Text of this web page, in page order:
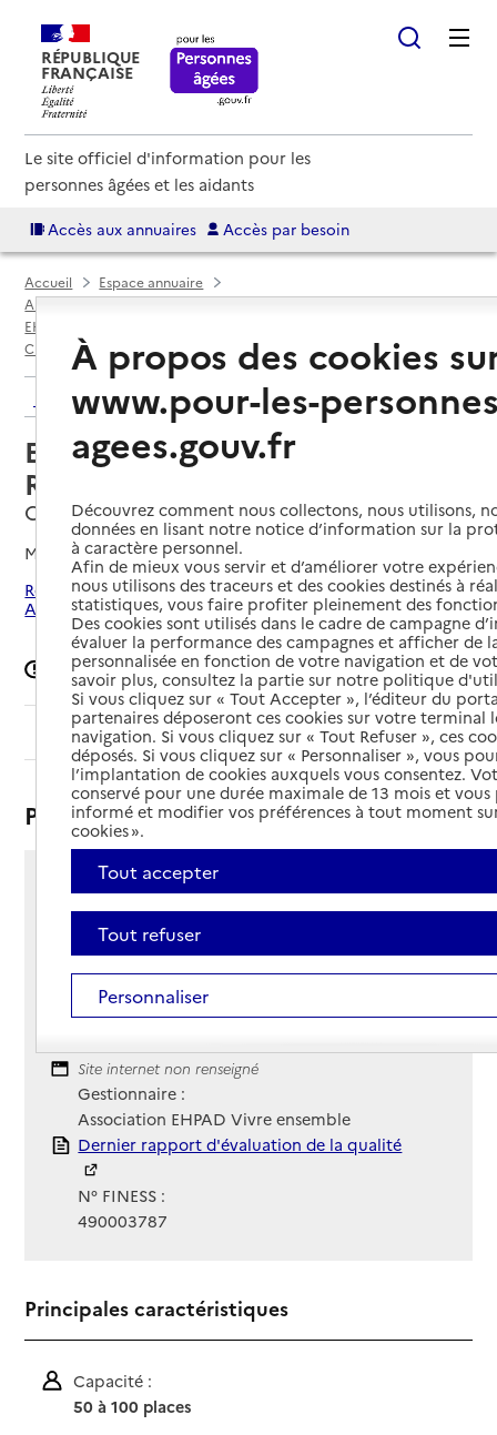
RÉPUBLIQUE
FRANÇAISE
Le site officiel d'information pour les
personnes âgées et les aidants
Accès aux annuaires Accès par besoin
Accueil
Espace annuaire
Annuaire EHPAD et maisons de retraite
EHPAD par département
Chemillé-en-Anjou
EHPAD Vivre ensemble Résidence L'Angevinière
Retour aux résultats de l'annuaire
EHPAD Vivre ensemble
Résidence L'Angevinière
Chemillé-en-Anjou, MAINE-ET-LOIRE
Mis à jour le26/08/2025
Rechercher les établissements autour de Chemillé-en-
Anjou
Signaler une erreur
Sommaire
Présentation
9 rue de l'Angevinière
LA JUMELLIERE
49120 - Chemillé-en-Anjou
Téléphone :
02 41 64 33 25
Site Internet
Site internet non renseigné
Gestionnaire :
Association EHPAD Vivre ensemble
Rapport HAS
Dernier rapport d'évaluation de la qualité
N° FINESS :
490003787
Principales caractéristiques
Capacité :
50 à 100 places
À propos des cookies
www.pour-les-
agees.gouv.fr
Découvrez comment nous collectons, nous utilisons,
données en lisant notre notice d’information sur la
à caractère personnel.
Afin de mieux vous servir et d’améliorer votre
nous utilisons des traceurs et des cookies destinés à
statistiques, vous faire profiter pleinement des
Des cookies sont utilisés dans le cadre de campagne
évaluer la performance des campagnes et afficher de
personnalisée en fonction de votre navigation et de
savoir plus, consultez la partie sur notre politique
Si vous cliquez sur « Tout Accepter », l’éditeur du
partenaires déposeront ces cookies sur votre terminal
navigation. Si vous cliquez sur « Tout Refuser », ces
déposés. Si vous cliquez sur « Personnaliser », vous
l’implantation de cookies auxquels vous consentez.
conservé pour une durée maximale de 13 mois et
informé et modifier vos préférences à tout moment
cookies ».
Tout accepter
Tout refuser
Personnaliser